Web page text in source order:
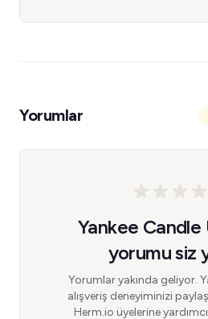
Yorumlar
Yankee Candle
yorumu siz
Yorumlar yakında geliyor.
alışveriş deneyiminizi
Herm.io üyelerine